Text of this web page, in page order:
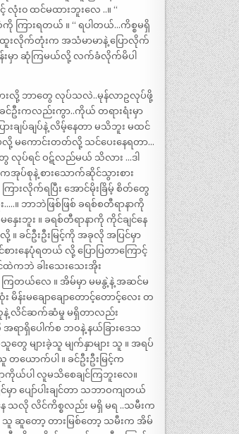
လုံး၀ ထင်မထားဘူးလေ ..။ “
ကြားရတယ် ။ “ ရပါတယ်…ကိစ္စမရှိ
းထူးလိုက်တုံးက အသံမာမာနဲ့ ပြောလိုက်
န်းမှာ ဆုံကြမယ်လို့ လက်ခံလိုက်မိပါ
ားလို့ ဘာတွေ လုပ်သလဲ..မုန်လာဥလုပ်ဖို့
ဦးကလည်းကွာ..ကိုယ် တရားရံးမှာ
းချပ်ချပ်နဲ့ လိမ့်နေတာ မသိဘူး မထင်
လို့ မကောင်းတတ်လို့ သင်ပေးနေရတာ…
ေ လုပ်ရင် ဝဋ်လည်မယ် သိလား …ဒါ
အုပ်စုနဲ့ စားသောက်ဆိုင်သွားစား
ားလိုက်ရပြီး အောင်မိုးခြိမ့် စိတ်တွေ
ဘာဘဲဖြစ်ဖြစ် ခရစ်စတီရာနာကို
းဘူး ။ ခရစ်တီရာနာကို ကိုင်ချင်နေ
လို့ ။ ခင်ဦးဦးမြင့်ကို အခုလို အပြင်မှာ
နေပုံရတယ် လို့ ပြောပြတာကြောင့်
ထဲကဘဲ ခါးသေးသေးအိုး
း ကြတယ်လေ ။ အိမ်မှာ မမနွဲ့နဲ့ အဆင်မ
န်းမချောချောတောင့်တောင့်လေး တ
သူနဲ့ လိင်ဆက်ဆံမှု မရှိတာလည်း
ာရှိပေါက်စ ဘဝနဲ့ နယ်ခြားဒေသ
များခဲ့သူ မျက်နှာများ သူ ။ အရပ်
တယောက်ပါ ။ ခင်ဦးဦးမြင့်က
ယ်ပါ လူမသိစေချင်ကြဘူးလေ။
ပျော်ပါးချင်တာ သဘာဝကျတယ်
လို လိင်ကိစ္စလည်း မရှိ မရ ..သမီးက
ဆူတော့ တားမြစ်တော့ သမီးက အိမ်